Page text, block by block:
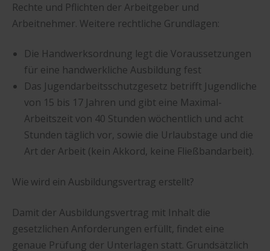
Rechte und Pflichten der Arbeitgeber und
Arbeitnehmer. Weitere rechtliche Grundlagen:
Die Handwerksordnung legt die Voraussetzungen
für eine handwerkliche Ausbildung fest
Das Jugendarbeitsschutzgesetz betrifft Jugendliche
von 15 bis 17 Jahren und gibt eine Maximal-
Arbeitszeit von 40 Stunden wöchentlich und acht
Stunden täglich vor, sowie die Urlaubstage und die
Art der Arbeit (kein Akkord, keine Fließbandarbeit).
Wie wird ein Ausbildungsvertrag erstellt?
Damit der Ausbildungsvertrag mit Inhalt die
gesetzlichen Anforderungen erfüllt, findet eine
genaue Prüfung der Unterlagen statt. Grundsätzlich